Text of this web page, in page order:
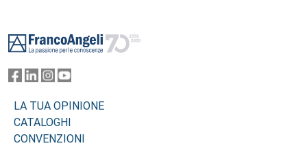
LA TUA OPINIONE
CATALOGHI
CONVENZIONI